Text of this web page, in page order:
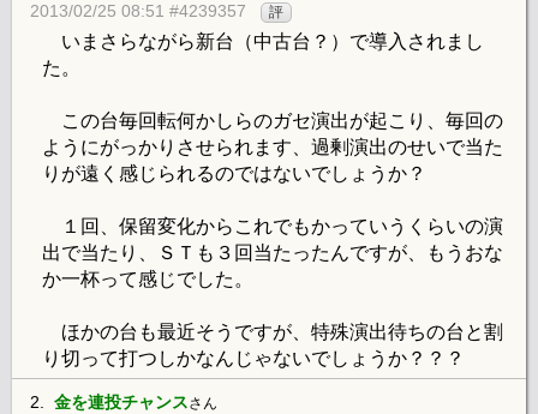
2013/02/25 08:51 #4239357 評
いまさらながら新台（中古台？）で導入されまし
た。
この台毎回転何かしらのガセ演出が起こり、毎回の
ようにがっかりさせられます、過剰演出のせいで当た
りが遠く感じられるのではないでしょうか？
１回、保留変化からこれでもかっていうくらいの演
出で当たり、ＳＴも３回当たったんですが、もうおな
か一杯って感じでした。
ほかの台も最近そうですが、特殊演出待ちの台と割
り切って打つしかなんじゃないでしょうか？？？
2. 金を連投チャンスさん